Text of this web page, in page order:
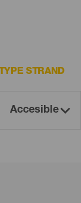
TYPE STRAND